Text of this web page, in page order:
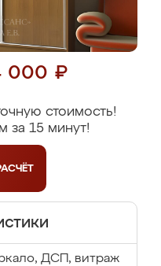
000 ₽
стоимость!
за 15 минут!
ДСП, витраж